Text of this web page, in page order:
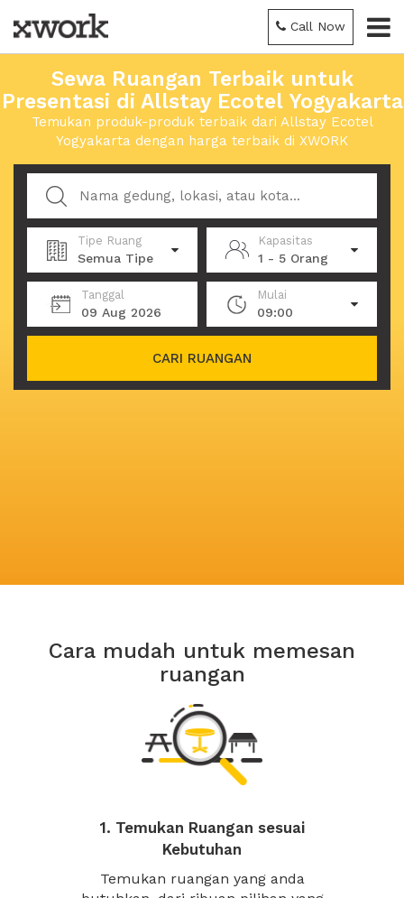
Call Now
Sewa Ruangan Terbaik untuk
Presentasi di Allstay Ecotel Yogyakarta
Temukan produk-produk terbaik dari Allstay Ecotel
Yogyakarta dengan harga terbaik di XWORK
Tipe Ruang
Semua Tipe
Kapasitas
1 - 5 Orang
Tanggal
09 Aug 2026
Mulai
09:00
CARI RUANGAN
Cara mudah untuk memesan
ruangan
1. Temukan Ruangan sesuai
Kebutuhan
Temukan ruangan yang anda